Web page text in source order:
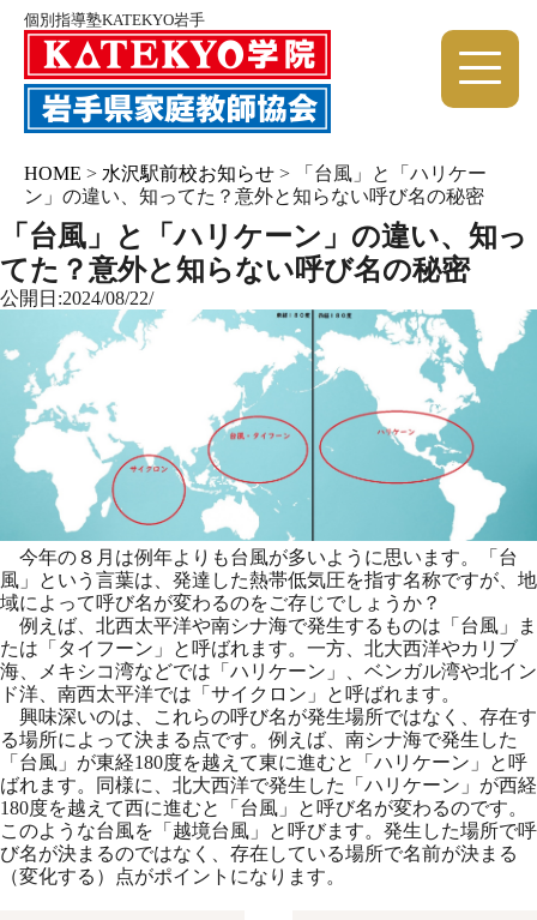
個別指導塾KATEKYO岩手
HOME > 水沢駅前校お知らせ >
「台風」と「ハリケー
ン」の違い、知ってた？意外と知らない呼び名の秘密
「台風」と「ハリケーン」の違い、知っ
てた？意外と知らない呼び名の秘密
公開日:2024/08/22/
今年の８月は例年よりも台風が多いように思います。「台
風」という言葉は、発達した熱帯低気圧を指す名称ですが、地
域によって呼び名が変わるのをご存じでしょうか？
例えば、北西太平洋や南シナ海で発生するものは「台風」ま
たは「タイフーン」と呼ばれます。一方、北大西洋やカリブ
海、メキシコ湾などでは「ハリケーン」、ベンガル湾や北イン
ド洋、南西太平洋では「サイクロン」と呼ばれます。
興味深いのは、これらの呼び名が発生場所ではなく、存在す
る場所によって決まる点です。例えば、南シナ海で発生した
「台風」が東経180度を越えて東に進むと「ハリケーン」と呼
ばれます。同様に、北大西洋で発生した「ハリケーン」が西経
180度を越えて西に進むと「台風」と呼び名が変わるのです。
このような台風を「越境台風」と呼びます。発生した場所で呼
び名が決まるのではなく、存在している場所で名前が決まる
（変化する）点がポイントになります。